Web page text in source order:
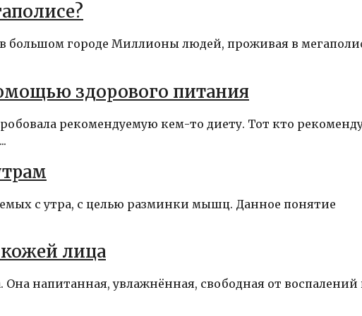
большом городе Миллионы людей, проживая в
здорового питания
рекомендуемую кем-то диету. Тот кто
с утра, с целью разминки мышц. Данное понятие
лица
напитанная, увлажнённая, свободная от воспалений